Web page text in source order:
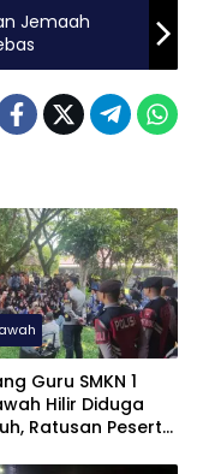
Jemaah
Guru SMKN 1
Hilir Diduga
Ratusan Peserta